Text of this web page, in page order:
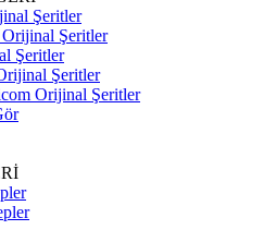
Şeritler
Orijinal Şeritler
Şeritler
Şeritler
Orijinal Şeritler